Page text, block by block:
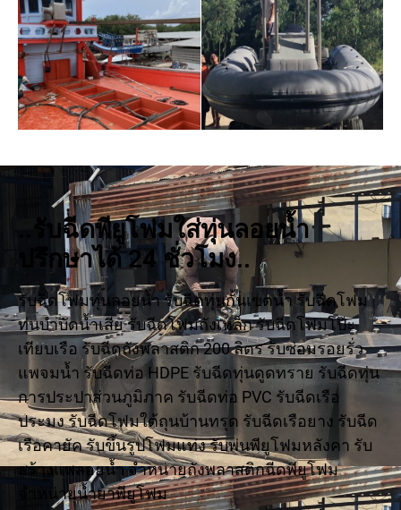
..รับฉีดพียูโฟมใส่ทุ่นลอยน้ำ
ปรึกษาได้ 24 ชั่วโมง..
รับฉีดโฟมทุ่นลอยน้ำ รับฉีดทุ่นกั้นเขตน้ำ รับฉีดโฟม
ทุ่นบำบัดน้ำเสีย รับฉีดโฟมถังเหล็ก รับฉีดโฟมโป๊ะ
เทียบเรือ รับฉีดถังพลาสติก 200 ลิตร รับซ่อมรอยรั่ว
แพจมน้ำ รับฉีดท่อ HDPE รับฉีดทุ่นดูดทราย รับฉีดทุ่น
การประปาส่วนภูมิภาค รับฉีดท่อ PVC รับฉีดเรือ
ประมง รับฉีดโฟมใต้ถุนบ้านทรุด รับฉีดเรือยาง รับฉีด
เรือคายัค รับขึ้นรูปโฟมแท่ง รับพ่นพียูโฟมหลังคา รับ
สร้างแพลอยน้ำ จำหน่ายถังพลาสติกฉีดพียูโฟม
จำหน่ายน้ำยาพียูโฟม